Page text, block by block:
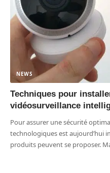
NEWS
Techniques pour
vidéosurveillance
Pour assurer une sécurité
technologiques est aujourd’hui
produits peuvent se proposer.